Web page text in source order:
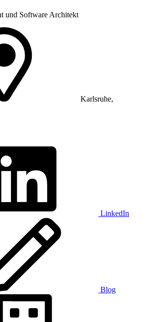
und Software Architekt
Karlsruhe,
LinkedIn
Blog